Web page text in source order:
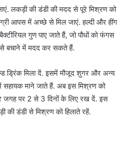
लकड़ी की डंडी की मदद से पूरे मिश्रण को
आपस में अच्छे से मिल जाएं. हल्दी और हींग
गुण पाए जाते हैं, जो पौधों को फंगस
बचाने में मदद कर सकते हैं.
ड्रिंक मिला दें. इसमें मौजूद शुगर और अन्य
में सहायक माने जाते हैं. अब इस मिश्रण को
जगह पर 2 से 3 दिनों के लिए रख दें. इस
की डंडी से मिश्रण को हिलाते रहें.